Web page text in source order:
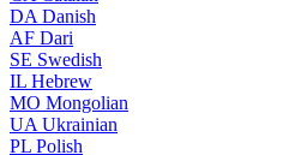
DA Danish
AF Dari
SE Swedish
IL Hebrew
MO Mongolian
UA Ukrainian
PL Polish